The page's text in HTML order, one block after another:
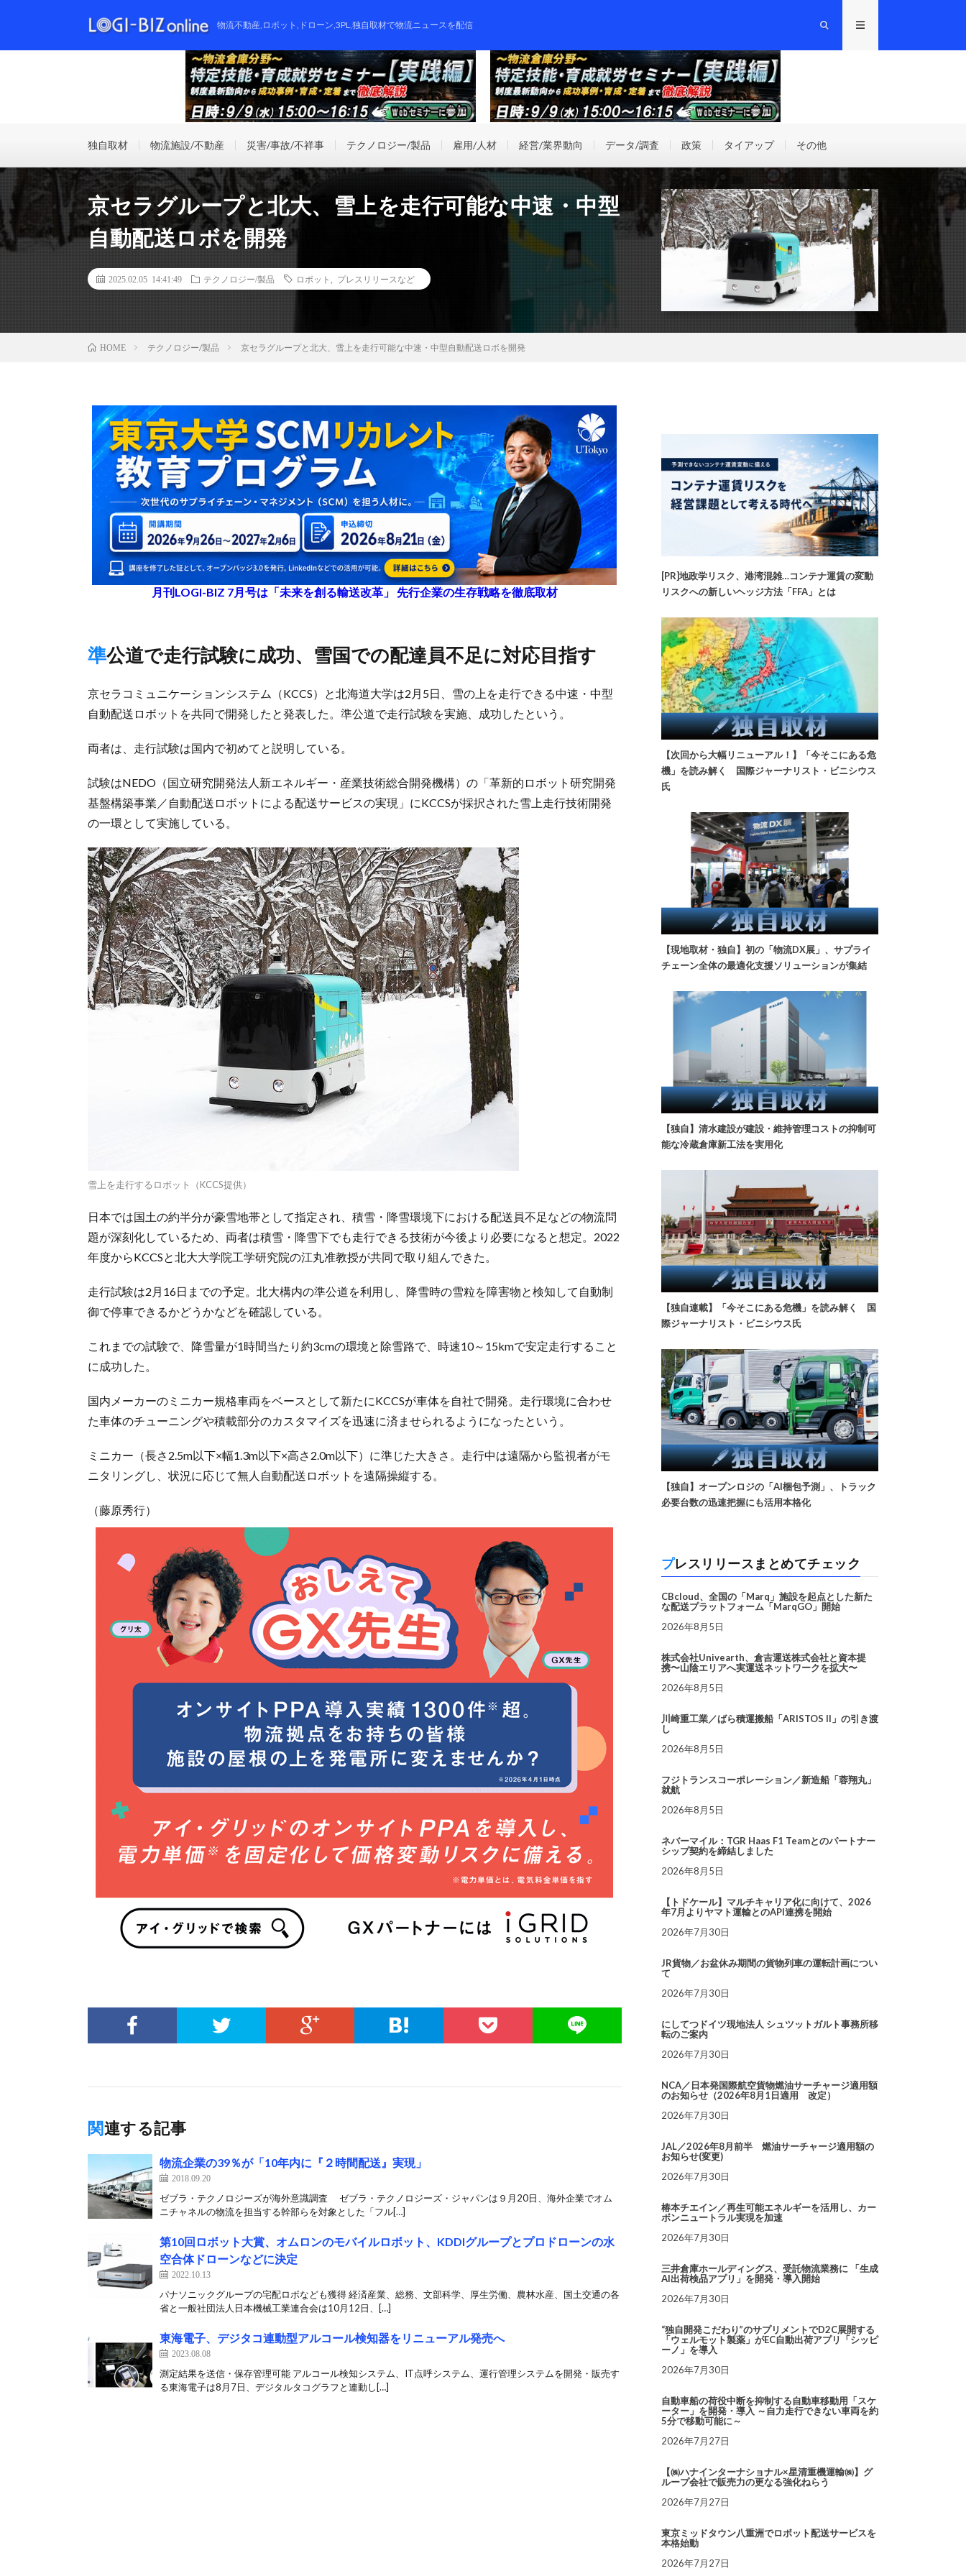
物流不動産,ロボット,ドローン,3PL,独自取材で物流ニュースを配信
独自取材 物流施設/不動産 災害/事故/不祥事 テクノロジー/製品 雇用/人材 経営/業界動向 データ/調査 政策 タイアップ その他
京セラグループと北大、雪上を走行可能な中速・中型
自動配送ロボを開発
2025.02.05 14:41:49 テクノロジー/製品 ロボット プレスリリースなど
HOME テクノロジー/製品 京セラグループと北大、雪上を走行可能な中速・中型自動配送ロボを開発
月刊LOGI-BIZ 7月号は「未来を創る輸送改革」 先行企業の生存戦略を徹底取材
準公道で走行試験に成功、雪国での配達員不足に対応目指す
京セラコミュニケーションシステム（KCCS）と北海道大学は2月5日、雪の上を走行できる中速・中型
自動配送ロボットを共同で開発したと発表した。準公道で走行試験を実施、成功したという。
両者は、走行試験は国内で初めてと説明している。
試験はNEDO（国立研究開発法人新エネルギー・産業技術総合開発機構）の「革新的ロボット研究開発
基盤構築事業／自動配送ロボットによる配送サービスの実現」にKCCSが採択された雪上走行技術開発
の一環として実施している。
雪上を走行するロボット（KCCS提供）
日本では国土の約半分が豪雪地帯として指定され、積雪・降雪環境下における配送員不足などの物流問
題が深刻化しているため、両者は積雪・降雪下でも走行できる技術が今後より必要になると想定。2022
年度からKCCSと北大大学院工学研究院の江丸准教授が共同で取り組んできた。
走行試験は2月16日までの予定。北大構内の準公道を利用し、降雪時の雪粒を障害物と検知して自動制
御で停車できるかどうかなどを確認している。
これまでの試験で、降雪量が1時間当たり約3cmの環境と除雪路で、時速10～15kmで安定走行すること
に成功した。
国内メーカーのミニカー規格車両をベースとして新たにKCCSが車体を自社で開発。走行環境に合わせ
た車体のチューニングや積載部分のカスタマイズを迅速に済ませられるようになったという。
ミニカー（長さ2.5m以下×幅1.3m以下×高さ2.0m以下）に準じた大きさ。走行中は遠隔から監視者がモ
ニタリングし、状況に応じて無人自動配送ロボットを遠隔操縦する。
（藤原秀行）
関連する記事
物流企業の39％が「10年内に『２時間配送』実現」
2018.09.20
ゼブラ・テクノロジーズが海外意識調査 ゼブラ・テクノロジーズ・ジャパンは９月20日、海外企業でオム
ニチャネルの物流を担当する幹部らを対象とした「フル[…]
第10回ロボット大賞、オムロンのモバイルロボット、KDDIグループとプロドローンの水
空合体ドローンなどに決定
2022.10.13
パナソニックグループの宅配ロボなども獲得 経済産業、総務、文部科学、厚生労働、農林水産、国土交通の各
省と一般社団法人日本機械工業連合会は10月12日、[…]
東海電子、デジタコ連動型アルコール検知器をリニューアル発売へ
2023.08.08
測定結果を送信・保存管理可能 アルコール検知システム、IT点呼システム、運行管理システムを開発・販売す
る東海電子は8月7日、デジタルタコグラフと連動し[…]
[PR]地政学リスク、港湾混雑…コンテナ運賃の変動
リスクへの新しいヘッジ方法「FFA」とは
【次回から大幅リニューアル！】「今そこにある危
機」を読み解く 国際ジャーナリスト・ビニシウス
氏
【現地取材・独自】初の「物流DX展」、サプライ
チェーン全体の最適化支援ソリューションが集結
【独自】清水建設が建設・維持管理コストの抑制可
能な冷蔵倉庫新工法を実用化
【独自連載】「今そこにある危機」を読み解く 国
際ジャーナリスト・ビニシウス氏
【独自】オープンロジの「AI梱包予測」、トラック
必要台数の迅速把握にも活用本格化
プレスリリースまとめてチェック
CBcloud、全国の「Marq」施設を起点とした新た
な配送プラットフォーム「MarqGO」開始
2026年8月5日
株式会社Univearth、倉吉運送株式会社と資本提
携〜山陰エリアへ実運送ネットワークを拡大〜
2026年8月5日
川崎重工業／ばら積運搬船「ARISTOS II」の引き渡
し
2026年8月5日
フジトランスコーポレーション／新造船「蓉翔丸」
就航
2026年8月5日
ネバーマイル：TGR Haas F1 Teamとのパートナー
シップ契約を締結しました
2026年8月5日
【トドケール】マルチキャリア化に向けて、2026
年7月よりヤマト運輸とのAPI連携を開始
2026年7月30日
JR貨物／お盆休み期間の貨物列車の運転計画につい
て
2026年7月30日
にしてつドイツ現地法人 シュツットガルト事務所移
転のご案内
2026年7月30日
NCA／日本発国際航空貨物燃油サーチャージ適用額
のお知らせ（2026年8月1日適用 改定）
2026年7月30日
JAL／2026年8月前半 燃油サーチャージ適用額の
お知らせ(変更)
2026年7月30日
椿本チエイン／再生可能エネルギーを活用し、カー
ボンニュートラル実現を加速
2026年7月30日
三井倉庫ホールディングス、受託物流業務に 「生成
AI出荷検品アプリ」を開発・導入開始
2026年7月30日
“独自開発こだわり”のサプリメントでD2C展開する
「ウェルモット製薬」がEC自動出荷アプリ「シッピ
ーノ」を導入
2026年7月30日
自動車船の荷役中断を抑制する自動車移動用「スケ
ーター」を開発・導入 ～自力走行できない車両を約
5分で移動可能に～
2026年7月27日
【㈱ハナインターナショナル×星清重機運輸㈱】グ
ループ会社で販売力の更なる強化ねらう
2026年7月27日
東京ミッドタウン八重洲でロボット配送サービスを
本格始動
2026年7月27日